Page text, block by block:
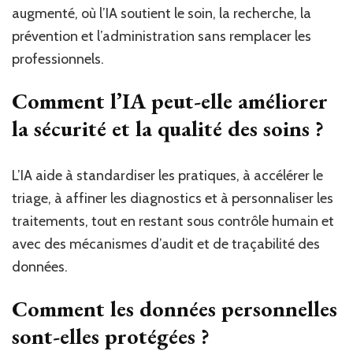
augmenté, où l’IA soutient le soin, la recherche, la
prévention et l’administration sans remplacer les
professionnels.
Comment l’IA peut-elle améliorer
la sécurité et la qualité des soins ?
L’IA aide à standardiser les pratiques, à accélérer le
triage, à affiner les diagnostics et à personnaliser les
traitements, tout en restant sous contrôle humain et
avec des mécanismes d’audit et de traçabilité des
données.
Comment les données personnelles
sont-elles protégées ?